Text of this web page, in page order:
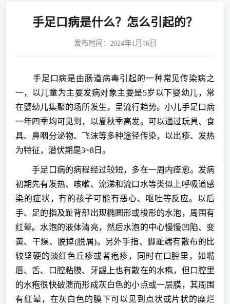
手足口病是什么？怎么引起的？
发布时间：2024年1月16日
手足口病是由肠道病毒引起的一种常见传染病之
一，以儿童为主要发病对象主要是5岁以下婴幼儿，常
在婴幼儿集聚的场所发生，呈流行趋势。小儿手足口病
一年四季均可见到，以夏秋季高发。可以通过玩具、食
具、鼻咽分泌物、飞沫等多种途径传染，以出疹、发热
为特征，潜伏期是3~8日。
手足口病的病程经过较短，多在一周内痊愈。发病
初期先有发热、咳嗽、流涕和流口水等类似上呼吸道感
染的症状，有的孩子可能有恶心、呕吐等反应。以后
手、足的指及趾背部出现椭圆形或梭形的水泡，周围有
红晕。水泡的液体清亮，然后水泡的中心慢慢凹陷、变
黄、干燥、脱掉(脱屑)。另外手指、脚趾端有散布的比
较坚硬的淡红色丘疹或者疱疹，同时在口腔里，如嘴
唇、舌、口腔粘膜、牙龈上也有散在的水疱，但口腔里
的水疱很快破溃而形成灰白色的小点或一层膜，其周围
有红晕，在灰白色的膜下可以见到点状或片状的糜烂